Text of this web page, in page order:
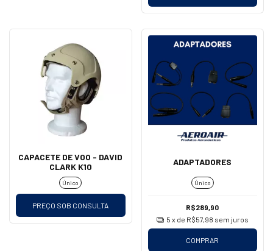
CAPACETE DE VOO - DAVID
CLARK K10
Único
PREÇO SOB CONSULTA
ADAPTADORES
Único
R$289,90
5 x de R$57,98 sem juros
COMPRAR